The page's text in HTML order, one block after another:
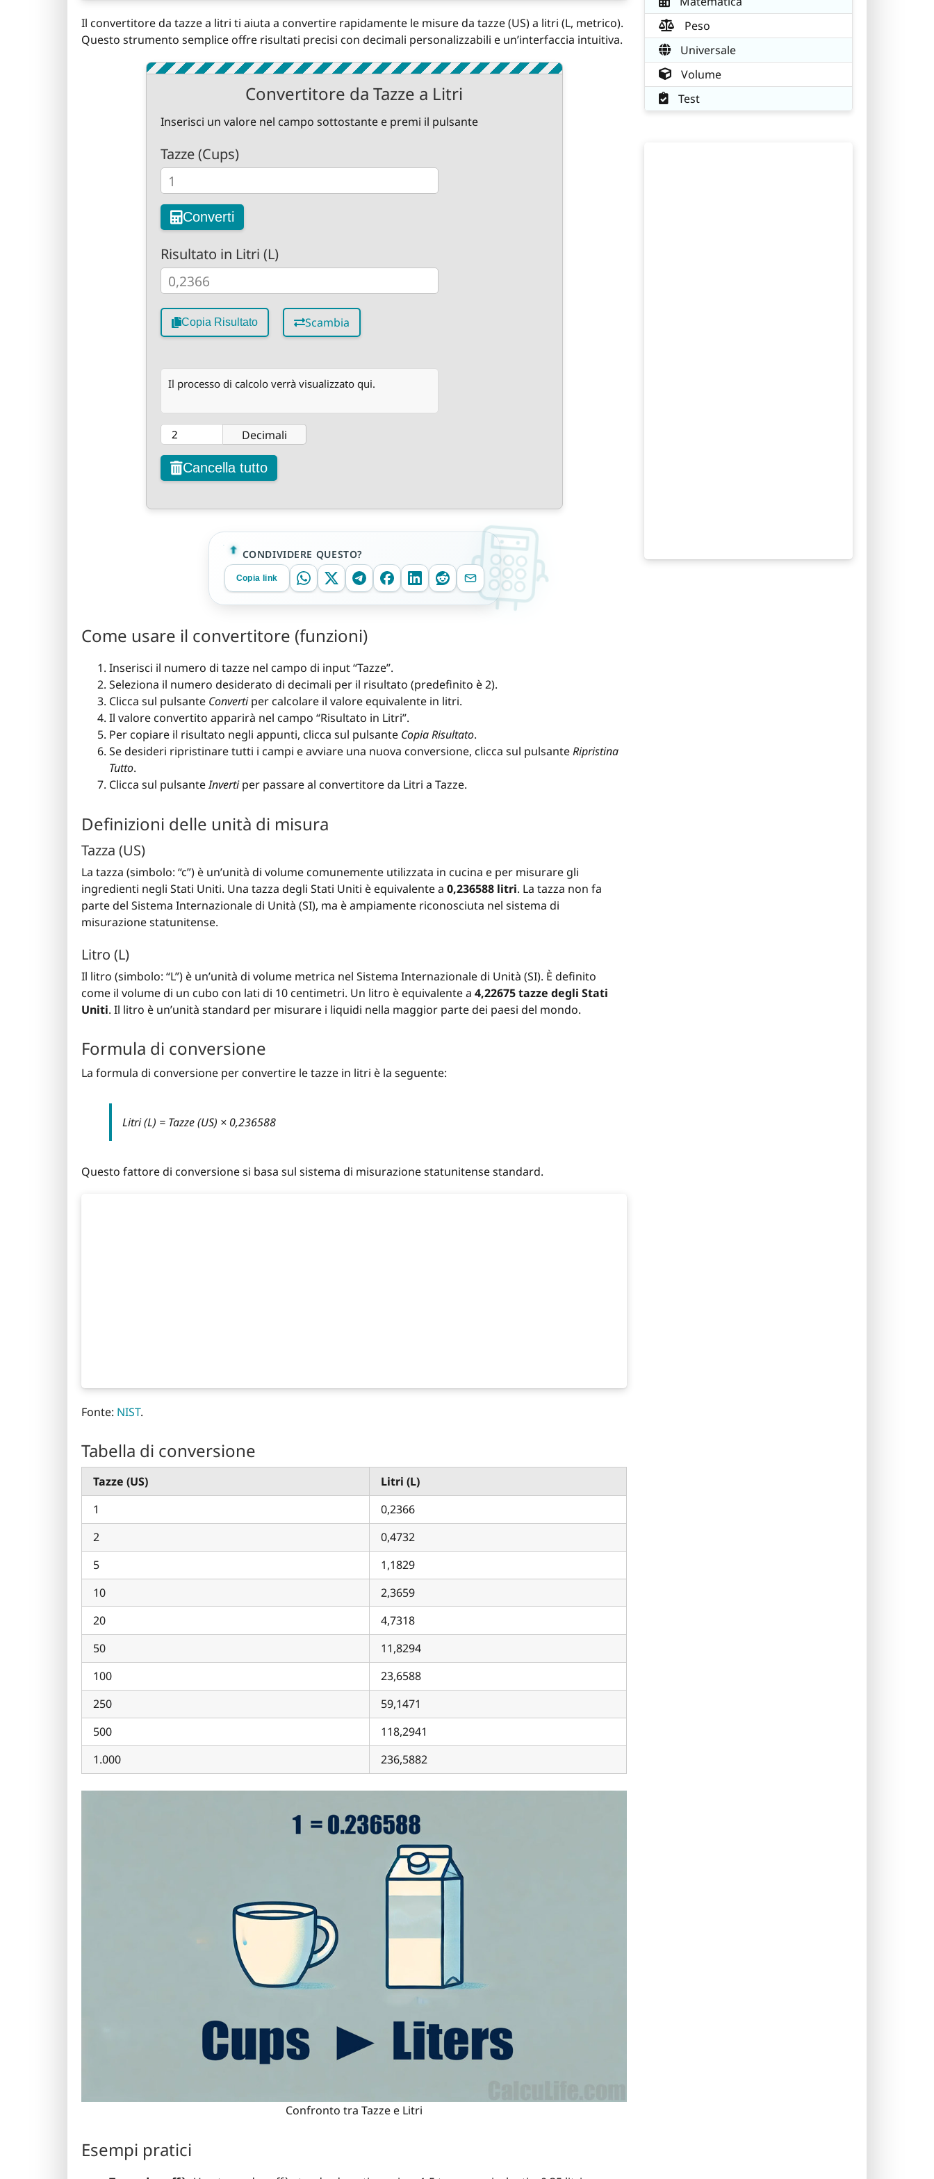
Il convertitore da tazze a litri ti aiuta a convertire rapidamente le misure da tazze (US) a litri (L, metrico).
Questo strumento semplice offre risultati precisi con decimali personalizzabili e un’interfaccia intuitiva.
Convertitore da Tazze a Litri
Inserisci un valore nel campo sottostante e premi il pulsante
Tazze (Cups)
Converti
Risultato in Litri (L)
Copia Risultato Scambia
Il processo di calcolo verrà visualizzato qui.
Decimali
Cancella tutto
CONDIVIDERE QUESTO?
Copia link
Come usare il convertitore (funzioni)
Inserisci il numero di tazze nel campo di input “Tazze”.
Seleziona il numero desiderato di decimali per il risultato (predefinito è 2).
Clicca sul pulsante Convertiper calcolare il valore equivalente in litri.
Il valore convertito apparirà nel campo “Risultato in Litri”.
Per copiare il risultato negli appunti, clicca sul pulsante Copia Risultato.
Se desideri ripristinare tutti i campi e avviare una nuova conversione, clicca sul pulsanteRipristina
Tutto.
Clicca sul pulsanteInvertiper passare al convertitore da Litri a Tazze.
Definizioni delle unità di misura
Tazza (US)
La tazza (simbolo: “c”) è un’unità di volume comunemente utilizzata in cucina e per misurare gli
ingredienti negli Stati Uniti. Una tazza degli Stati Uniti è equivalente a 0,236588 litri. La tazza non fa
parte del Sistema Internazionale di Unità (SI), ma è ampiamente riconosciuta nel sistema di
misurazione statunitense.
Litro (L)
Il litro (simbolo: “L”) è un’unità di volume metrica nel Sistema Internazionale di Unità (SI). È definito
come il volume di un cubo con lati di 10 centimetri. Un litro è equivalente a 4,22675 tazze degli Stati
Uniti. Il litro è un’unità standard per misurare i liquidi nella maggior parte dei paesi del mondo.
Formula di conversione
La formula di conversione per convertire le tazze in litri è la seguente:
Litri (L) = Tazze (US) × 0,236588
Questo fattore di conversione si basa sul sistema di misurazione statunitense standard.
Fonte: NIST.
Tabella di conversione
Tazze (US)
Litri (L)
1
0,2366
2
0,4732
5
1,1829
10
2,3659
20
4,7318
50
11,8294
100
23,6588
250
59,1471
500
118,2941
1.000
236,5882
Confronto tra Tazze e Litri
Esempi pratici
Peso
Universale
Volume
Test